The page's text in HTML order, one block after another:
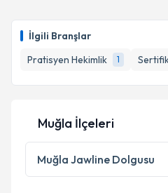
İlgili Branşlar
Pratisyen Hekimlik
1
Muğla İlçeleri
Muğla Jawline Dolgusu